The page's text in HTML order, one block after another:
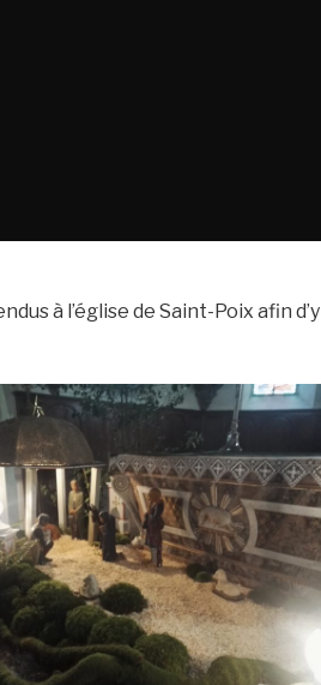
à l’église de Saint-Poix afin d’y